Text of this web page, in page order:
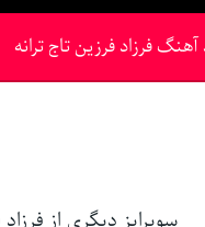
آهنگ فرزاد فرزین تاج ترانه
سوپرایز دیگری از